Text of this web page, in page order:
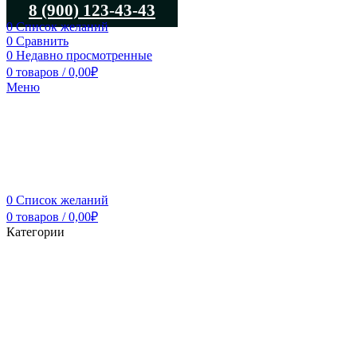
8 (900) 123-43-43
0Список желаний
0 Сравнить
0 Недавно просмотренные
0 товаров / 0,00₽
Меню
0 Список желаний
0 товаров / 0,00₽
Категории